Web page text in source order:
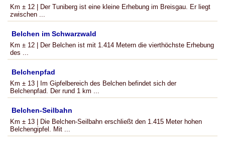
Km ± 12 | Der Tuniberg ist eine kleine Erhebung im Breisgau. Er liegt
zwischen ...
Belchen im Schwarzwald
Km ± 12 | Der Belchen ist mit 1.414 Metern die vierthöchste Erhebung
des ...
Belchenpfad
Km ± 13 | Im Gipfelbereich des Belchen befindet sich der
Belchenpfad. Der rund 1 km ...
Belchen-Seilbahn
Km ± 13 | Die Belchen-Seilbahn erschließt den 1.415 Meter hohen
Belchengipfel. Mit ...